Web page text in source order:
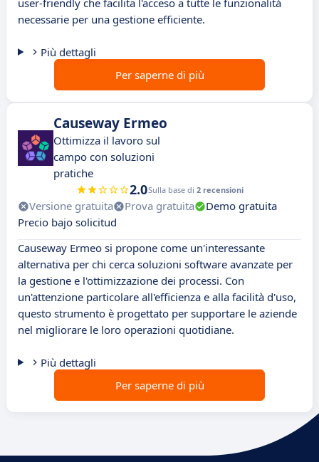
user-friendly che facilita l'acceso a tutte le funzionalità
necessarie per una gestione efficiente.
Più dettagli
Per saperne di più
Causeway Ermeo
Ottimizza il lavoro sul
campo con soluzioni
pratiche
2.0Sulla base di 2 recensioni
Versione gratuita Prova gratuita
Demo gratuita
Precio bajo solicitud
Causeway Ermeo si propone come un'interessante
alternativa per chi cerca soluzioni software avanzate per
la gestione e l'ottimizzazione dei processi. Con
un'attenzione particolare all'efficienza e alla facilità d'uso,
questo strumento è progettato per supportare le aziende
nel migliorare le loro operazioni quotidiane.
Più dettagli
Per saperne di più